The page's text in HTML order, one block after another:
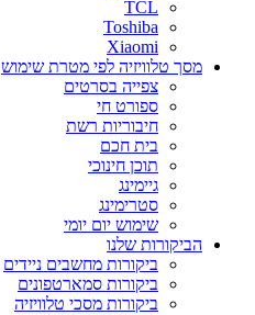
TCL
Toshiba
Xiaomi
מסך טלוויזיה לפי מטרת שימוש
צפייה בסרטים
ספורט חי
חיבוריות רשת
בית חכם
תוכן חינוכי
גיימינג
סטרימינג
שימוש יום יומי
הביקורות שלנו
ביקורות מחשבים ניידים
ביקורות סמארטפונים
ביקורות מסכי טלוויזיה